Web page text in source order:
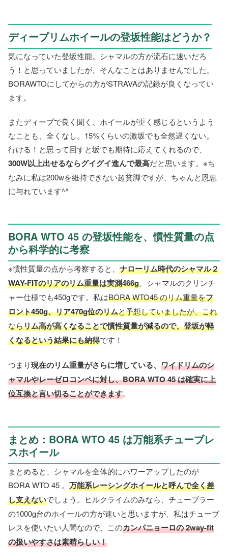
ディープリムホイールの登坂性能はどうか？
気になっていた登坂性能。シャマルの方が流石に速いだろ
う！と思っていましたが、そんなことはありませんでした。
BORAWTOにしてからの方がSTRAVAの記録が良くなってい
ます。
またディープで良く聞く、ホイールが重く感じるというよう
なことも、全くなし。15%くらいの激坂でも全然遅くない。
行ける！と思って回すと坂でも期待に応えてくれるので、
300W以上出せるならグイグイ進んで最高だと思います。※ち
なみに私は200wを維持できない超貧脚ですが、ちゃんと恩恵
に与れています^^
BORA WTO 45 の登坂性能を、慣性質量の点
から科学的に考察
※慣性質量の点から考察すると、 ナローリム時代のシャマル２
WAY-FITのリアのリム重量は実測466g、シャマルのクリンチ
ャー仕様でも450gです。私はBORA WTO45 のリム重量をフ
ロント450g、リア470g位のリムと予想していましたが、これ
ならリム高が高くなることで慣性質量が減るので、登坂が軽
くなるという結果にも納得です！
つまり現在のリム重量がさらに増している、 ワイドリムのシ
ャマルやレーゼロコンペに対し、BORA WTO 45 は確実に上
位互換と言い切ることができます。
まとめ：BORA WTO 45 は万能系チューブレ
スホイール
まとめると、シャマルを全体的にパワーアップしたのが
BORA WTO 45 。 万能系レーシングホイールと呼んで全く差
し支えないでしょう。ヒルクライムのみなら、チューブラー
の1000g台のホイールの方が速いと思いますが、私はチューブ
レスを使いたい人間なので、このカンパニョーロの 2way-fit
の扱いやすさは素晴らしい！